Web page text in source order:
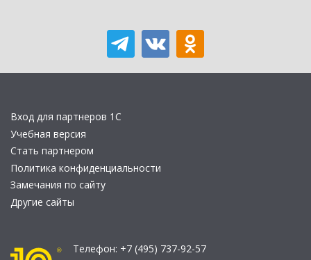
Вход для партнеров 1С
Учебная версия
Стать партнером
Политика конфиденциальности
Замечания по сайту
Другие сайты
Телефон: +7 (495) 737-92-57